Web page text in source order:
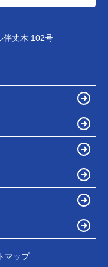
伴丈木 102号
マップ